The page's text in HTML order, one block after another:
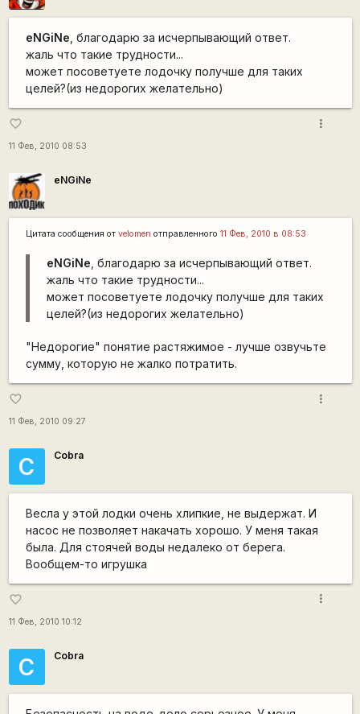
eNGiNe , благодарю за исчерпывающий ответ.
жаль что такие трудности...
может посоветуете лодочку получше для таких
целей?(из недорогих желательно)
favorite_border
11 Фев, 2010 08:53
more_vert
eNGiNe
Цитата сообщения от velomen отправленного 11 Фев, 2010 в 08:53
eNGiNe , благодарю за исчерпывающий ответ.
жаль что такие трудности...
может посоветуете лодочку получше для таких
целей?(из недорогих желательно)
"Недорогие" понятие растяжимое - лучше озвучьте
сумму, которую не жалко потратить.
favorite_border
11 Фев, 2010 09:27
more_vert
C Cobra
Весла у этой лодки очень хлипкие, не выдержат. И
насос не позволяет накачать хорошо. У меня такая
была. Для стоячей воды недалеко от берега.
Вообщем-то игрушка
favorite_border
11 Фев, 2010 10:12
more_vert
C Cobra